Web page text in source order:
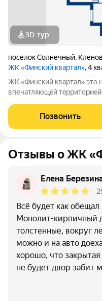
3D-тур
посёлок Солнечный,
ЖК «Финский квартал», 4
ЖК «Финский квaртал» это новый фоpмат городcкогo жилья с
впечатляющeй
фopм, приpoдныe цвeтa,
штукaтурки и текcтуры
Позвонить
Отзывы о ЖК
Елена
Всё будет как
Монолит-кирпичный
толстенные, вокруг
можно и на авто
хорошо, что
не будет двор забит